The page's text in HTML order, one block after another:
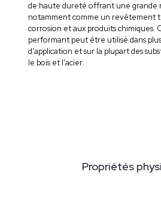
de haute dureté offrant une grande
notamment comme un revêtement
corrosion et aux produits chimiques.
performant peut être utilisé dans
d’application et sur la plupart des
le bois et l’acier.
Propriétés